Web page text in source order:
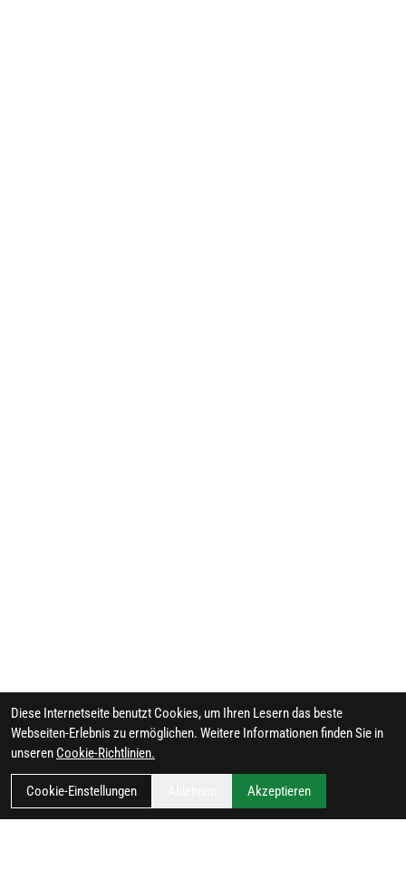
Diese Internetseite benutzt Cookies, um Ihren Lesern das beste
Webseiten-Erlebnis zu ermöglichen. Weitere Informationen finden Sie in
unseren Cookie-Richtlinien.
Cookie-Einstellungen Akzeptieren